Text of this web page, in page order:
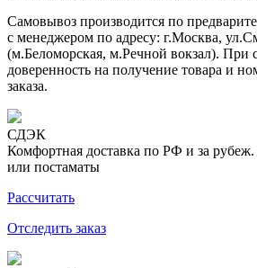
Самовывоз производится по
с менеджером по адресу: г.Москва,
(м.Беломорская, м.Речной вокзал). При
доверенность на получение товара и
заказа.
СДЭК
Комфортная доставка по РФ и за
или постаматы
Рассчитать
Отследить заказ